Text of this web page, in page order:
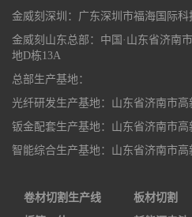
金威刻深圳：广东深圳市福海国际科
金威刻山东总部：中国·山东省济南
地D栋13A
总部生产基地：
光纤研发生产基地：山东省济南市高
钣金配套生产基地：山东省济南市高
智能综合生产基地：山东省济南市高
卷材切割生产线 板材切割